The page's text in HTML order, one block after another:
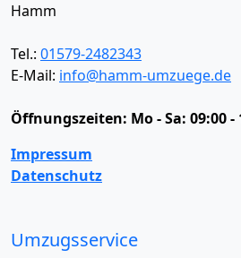
Hamm
Tel.: 01579-2482343
E-Mail: info@hamm-umzuege.de
Öffnungszeiten: Mo - Sa: 09:00
Impressum
Datenschutz
Umzugsservice